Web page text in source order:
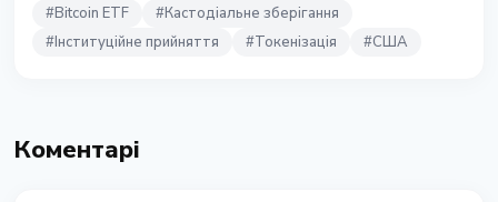
#Bitcoin ETF #Кастодіальне зберігання
#Інституційне прийняття #Токенізація #США
Коментарі